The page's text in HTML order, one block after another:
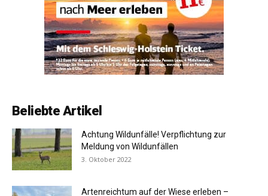
Beliebte Artikel
Achtung Wildunfälle! Verpflichtung zur
Meldung von Wildunfällen
3. Oktober 2022
Artenreichtum auf der Wiese erleben –